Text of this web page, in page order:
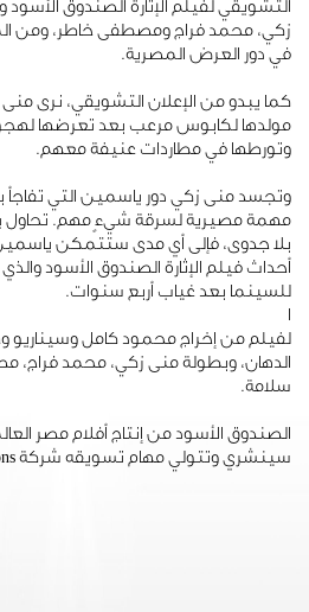
التشويقي لفيلم الإثارة الصندوق
في دور العرض المصرية.
كما يبدو من الإعلان التشويقي، نرى
مولدها لكابوس مرعب بعد تعرضها
وتورطها في مطاردات عنيفة معهم.
وتجسد منى زكي دور ياسمين التي تفاجأ
مهمة مصيرية لسرقة شيءٍ مهم. تحاول
بلا جدوى، فإلى أي مدى ستتمكن
أحداث فيلم الإثارة الصندوق الأسود
للسينما بعد غياب أربع سنوات.
ا
لفيلم من إخراج محمود كامل وسيناريو
الدهان، وبطولة منى زكي، محمد
سلامة.
الصندوق الأسود من إنتاج أفلام مصر
سينشري وتتولي مهام تسويقه شركة MAD Solutions.